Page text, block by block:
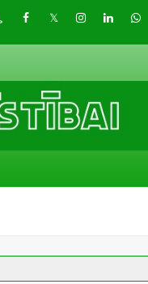
Facebook
TwitterInstagram
LinkedIn